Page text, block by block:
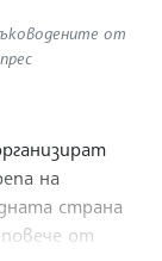
от
на
страна
от